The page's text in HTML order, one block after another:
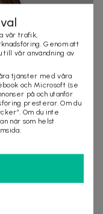
eller valfritt
vår trafik,
Genom att
till vår användning av
tjänster med våra
och Microsoft (se
på och utanför
presterar. Om du
Om du inte
när som helst